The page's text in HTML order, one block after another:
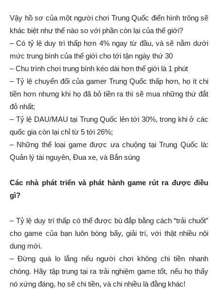
Vậy hồ sơ của một người chơi Trung Quốc điển hình trông sẽ
khác biệt như thế nào so với phần còn lại của thế giới?
– Có tỷ lệ duy trì thấp hơn 4% ngay từ đầu, và sẽ nằm dưới
mức trung bình của thế giới cho tới tận ngày thứ 30
– Chu trình chơi trung bình kéo dài hơn thế giới là 1 phút
– Tỷ lệ chuyển đổi của gamer Trung Quốc thấp hơn, họ ít chi
tiền hơn nhưng khi họ đã bỏ tiền ra thì sẽ mua những thứ đắt
đỏ nhất;
– Tỷ lệ DAU/MAU tại Trung Quốc lên tới 30%, trong khi ở các
quốc gia còn lại chỉ từ 5 tới 26%;
– Những thể loại game được ưa chuộng tại Trung Quốc là:
Quản lý tài nguyên, Đua xe, và Bắn súng
Các nhà phát triển và phát hành game rút ra được điều
gì?
– Tỷ lệ duy trì thấp có thể được bù đắp bằng cách “trải chuốt”
cho game của bạn luôn bóng bẩy, giải trí, với thật nhiều nội
dung mới.
– Đừng quá lo lắng nếu người chơi không chi tiền nhanh
chóng. Hãy tập trung tại ra trải nghiệm game tốt, nếu họ thấy
nó xứng đáng, họ sẽ chi tiền, và chi nhiều là đằng khác!